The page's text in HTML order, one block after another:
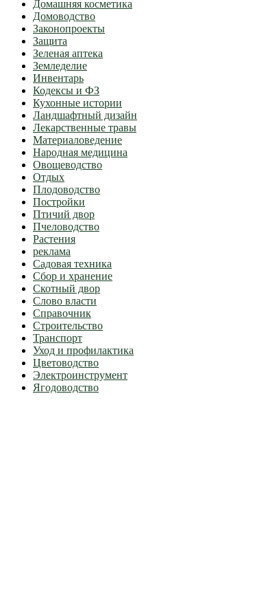
Домашняя косметика
Домоводство
Законопроекты
Защита
Зеленая аптека
Земледелие
Инвентарь
Кодексы и ФЗ
Кухонные истории
Ландшафтный дизайн
Лекарственные травы
Материаловедение
Народная медицина
Овощеводство
Отдых
Плодоводство
Постройки
Птичий двор
Пчеловодство
Растения
реклама
Садовая техника
Сбор и хранение
Скотный двор
Слово власти
Справочник
Строительство
Транспорт
Уход и профилактика
Цветоводство
Электроинструмент
Ягодоводство